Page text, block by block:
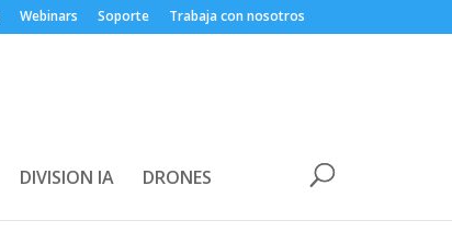
Webinars Soporte Trabaja con nosotros
DIVISION IA DRONES